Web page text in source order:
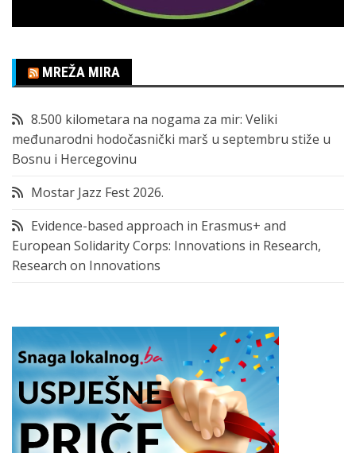
MREŽA MIRA
8.500 kilometara na nogama za mir: Veliki
međunarodni hodočasnički marš u septembru stiže u
Bosnu i Hercegovinu
Mostar Jazz Fest 2026.
Evidence-based approach in Erasmus+ and
European Solidarity Corps: Innovations in Research,
Research on Innovations